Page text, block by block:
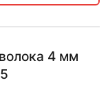
4 мм